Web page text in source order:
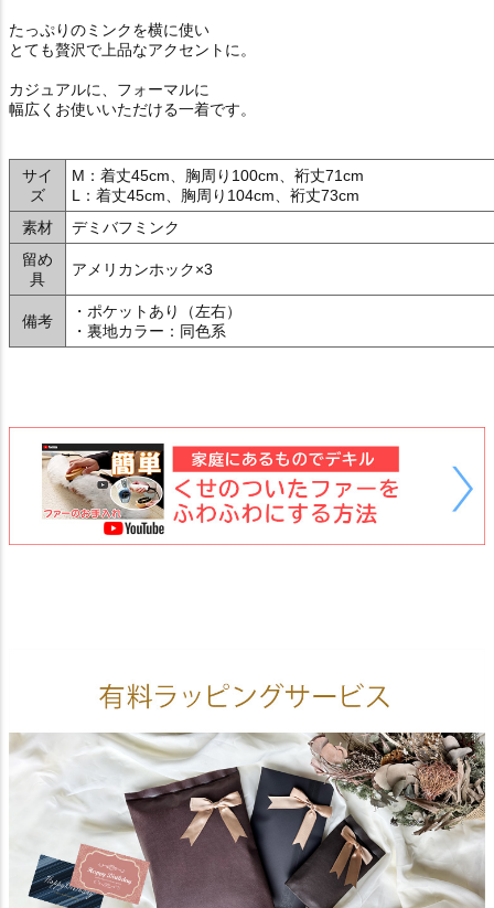
たっぷりのミンクを横に使い
とても贅沢で上品なアクセントに。
カジュアルに、フォーマルに
幅広くお使いいただける一着です。
サイ
ズ
M：着丈45cm、胸周り100cm、裄丈71cm
L：着丈45cm、胸周り104cm、裄丈73cm
素材
デミバフミンク
留め
具
アメリカンホック×3
備考
・ポケットあり（左右）
・裏地カラー：同色系